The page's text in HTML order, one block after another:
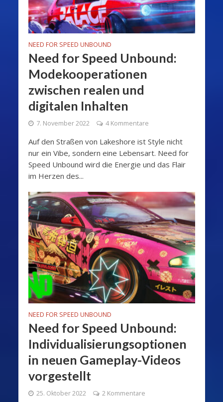
NEED FOR SPEED UNBOUND
Need for Speed Unbound:
Modekooperationen
zwischen realen und
digitalen Inhalten
7. November 2022 4 Kommentare
Auf den Straßen von Lakeshore ist Style nicht
nur ein Vibe, sondern eine Lebensart. Need for
Speed Unbound wird die Energie und das Flair
im Herzen des...
NEED FOR SPEED UNBOUND
Need for Speed Unbound:
Individualisierungsoptionen
in neuen Gameplay-Videos
vorgestellt
25. Oktober 2022 2 Kommentare